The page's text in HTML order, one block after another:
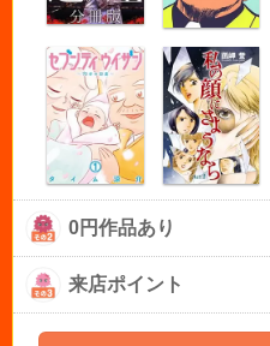
0円作品あり
来店ポイント